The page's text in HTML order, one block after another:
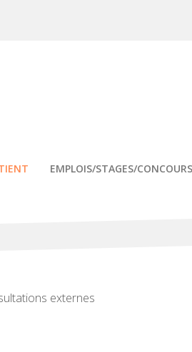
EMPLOIS/STAGES/CONCOURS
externes